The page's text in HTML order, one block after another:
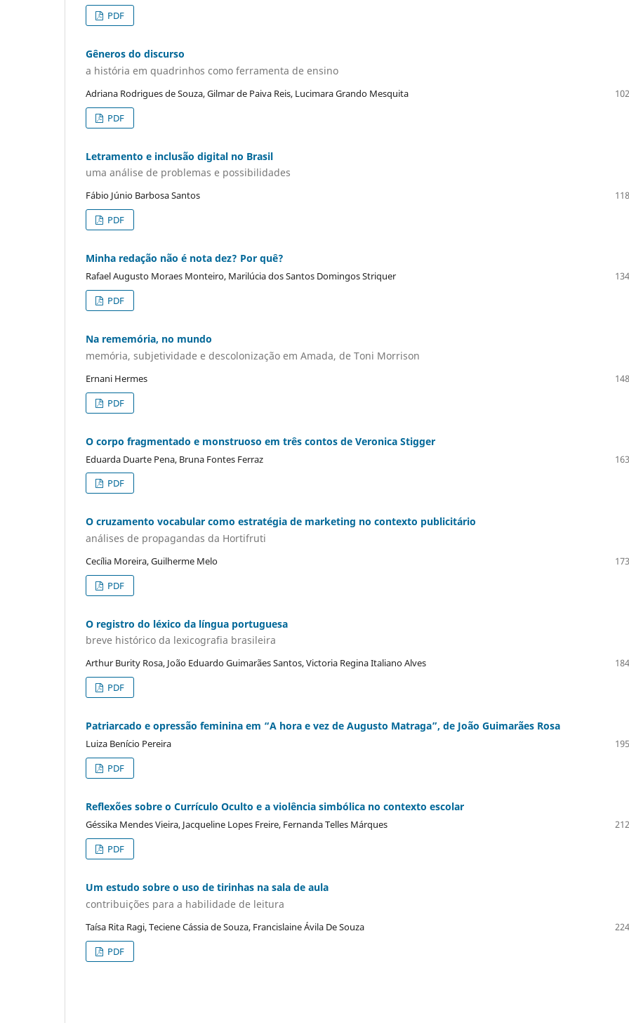
PDF
Gêneros do discurso
a história em quadrinhos como ferramenta de ensino
Adriana Rodrigues de Souza, Gilmar de Paiva Reis, Lucimara Grando Mesquita
PDF
Letramento e inclusão digital no Brasil
uma análise de problemas e possibilidades
Fábio Júnio Barbosa Santos
PDF
Minha redação não é nota dez? Por quê?
Rafael Augusto Moraes Monteiro, Marilúcia dos Santos Domingos Striquer
PDF
Na rememória, no mundo
memória, subjetividade e descolonização em Amada, de Toni Morrison
Ernani Hermes
PDF
O corpo fragmentado e monstruoso em três contos de Veronica Stigger
Eduarda Duarte Pena, Bruna Fontes Ferraz
PDF
O cruzamento vocabular como estratégia de marketing no contexto publicitário
análises de propagandas da Hortifruti
Cecília Moreira, Guilherme Melo
PDF
O registro do léxico da língua portuguesa
breve histórico da lexicografia brasileira
Arthur Burity Rosa, João Eduardo Guimarães Santos, Victoria Regina Italiano Alves
PDF
Patriarcado e opressão feminina em “A hora e vez de Augusto Matraga”, de João Guimarães Rosa
Luiza Benício Pereira
PDF
Reflexões sobre o Currículo Oculto e a violência simbólica no contexto escolar
Géssika Mendes Vieira, Jacqueline Lopes Freire, Fernanda Telles Márques
PDF
Um estudo sobre o uso de tirinhas na sala de aula
contribuições para a habilidade de leitura
Taísa Rita Ragi, Teciene Cássia de Souza, Francislaine Ávila De Souza
PDF